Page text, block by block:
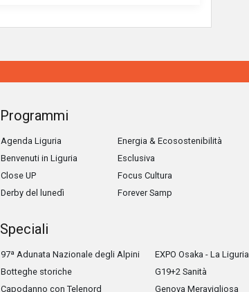
Programmi
Agenda Liguria
Benvenuti in Liguria
Close UP
Derby del lunedì
Energia & Ecosostenibilità
Esclusiva
Focus Cultura
Forever Samp
Speciali
97ª Adunata Nazionale degli Alpini
Botteghe storiche
Capodanno con Telenord
EXPO Osaka - La Liguria
G19+2 Sanità
Genova Meravigliosa